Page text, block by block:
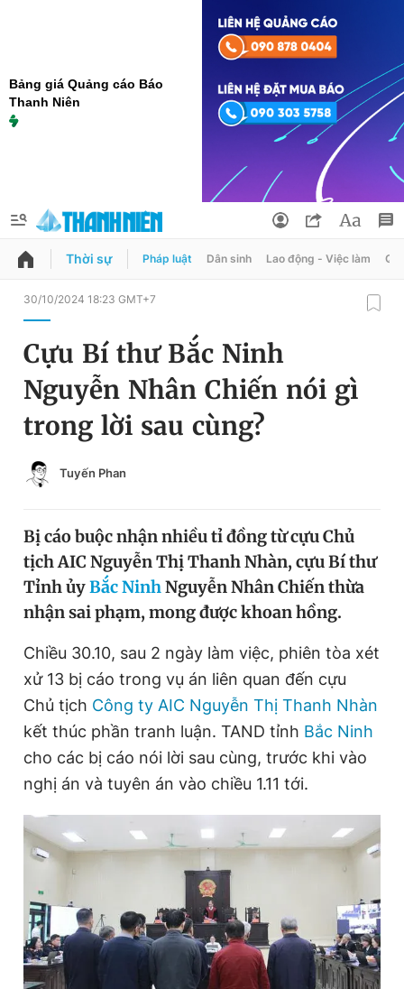
Bảng giá Quảng cáo Báo
Thanh Niên
QUẢNG CÁO
Chuyên mục
Chuyên mục khác
Chào ngày mới
Tin 360
Video Magazine
Sản phẩm khác
Tiện ích Bạn cần biết
Thông tin tòa soạn Liên hệ quảng cáo
Đọc Thanh Niên trên điện thoại
Theo dõi báo trên
Đổi mật khẩu
Tin đã lưu
Tin đã xem
Thời sự Pháp luật Dân sinh Lao động - Việc làm
30/10/2024 18:23 GMT+7
Cựu Bí thư Bắc Ninh
Nguyễn Nhân Chiến nói gì
trong lời sau cùng?
Tuyến Phan
Bị cáo buộc nhận nhiều tỉ đồng từ cựu Chủ
tịch AIC Nguyễn Thị Thanh Nhàn, cựu Bí thư
Tỉnh ủyBắc NinhNguyễn Nhân Chiến thừa
nhận sai phạm, mong được khoan hồng.
Chiều 30.10, sau 2 ngày làm việc, phiên tòa xét
xử 13 bị cáo trong vụ án liên quan đến cựu
Chủ tịch Công ty AIC Nguyễn Thị Thanh Nhàn
kết thúc phần tranh luận. TAND tỉnh Bắc Ninh
cho các bị cáo nói lời sau cùng, trước khi vào
nghị án và tuyên án vào chiều 1.11 tới.